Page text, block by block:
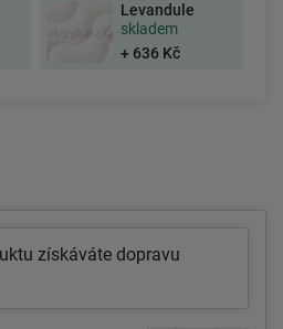
Levandule
skladem
+ 636 Kč
získáváte dopravu